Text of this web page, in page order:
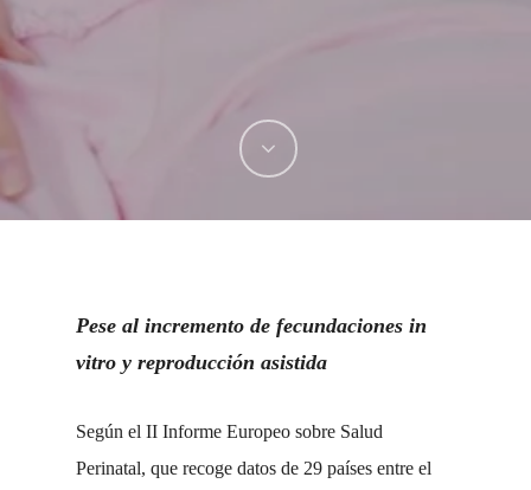
Pese al incremento de fecundaciones in
vitro y reproducción asistida
Según el II Informe Europeo sobre Salud
Perinatal, que recoge datos de 29 países entre el